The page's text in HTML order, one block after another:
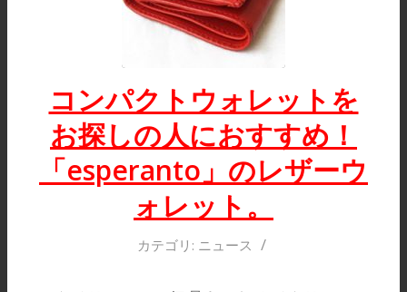
コンパクトウォレットを
お探しの人におすすめ！
「esperanto」のレザーウ
ォレット。
カテゴリ: ニュース /